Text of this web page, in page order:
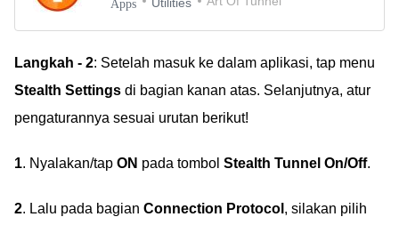
Langkah - 2: Setelah masuk ke dalam aplikasi, tap menu
Stealth Settings di bagian kanan atas. Selanjutnya, atur
pengaturannya sesuai urutan berikut!
1. Nyalakan/tap ON pada tombol Stealth Tunnel On/Off.
2. Lalu pada bagian Connection Protocol , silakan pilih